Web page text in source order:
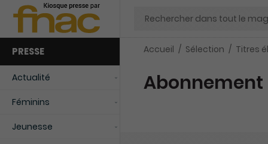
Chercher
PRESSE
Actualité
Féminins
Jeunesse
Accueil Sélection Titres
Abonnement